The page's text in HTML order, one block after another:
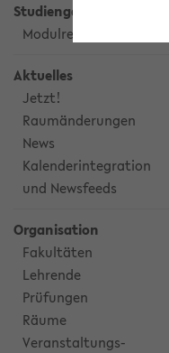
Studiengangsauswahl
Modulrecherche
Aktuelles
Jetzt!
Raumänderungen
News
Kalenderintegration
und Newsfeeds
Organisation
Fakultäten
Lehrende
Prüfungen
Räume
Veranstaltungs-